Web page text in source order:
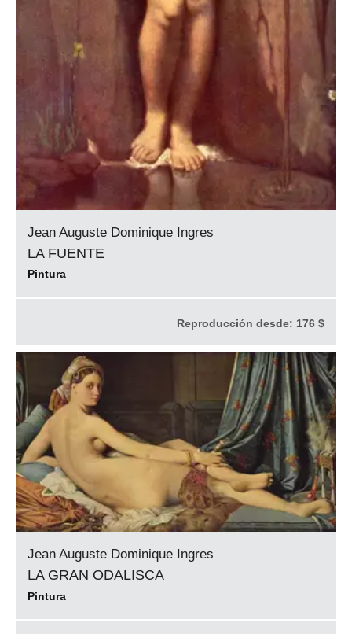
Jean Auguste Dominique Ingres
LA FUENTE
Pintura
Reproducción desde: 176 $
Jean Auguste Dominique Ingres
LA GRAN ODALISCA
Pintura